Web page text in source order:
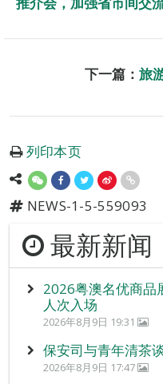
下一篇： 旅
列印本页
NEWS-1-5-559093
最新新闻
2026粤澳名优商品
人次入场
2026年8月9日 19:31
保安司与青年清茶
2026年8月9日 17:47